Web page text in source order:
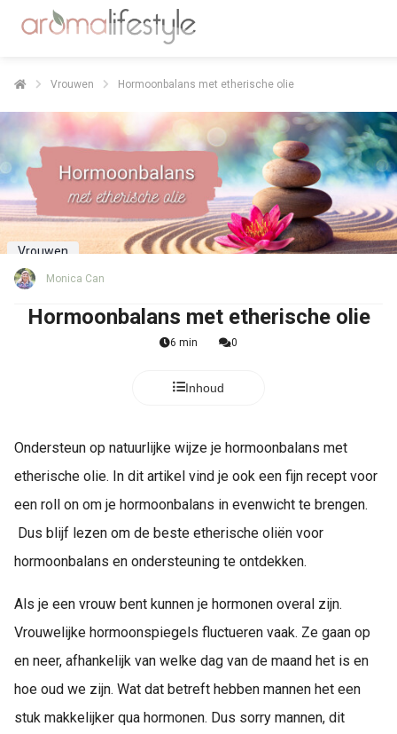
Vrouwen Hormoonbalans met etherische olie
Vrouwen
Monica Can
Hormoonbalans met etherische olie
6 min 0
Inhoud
Ondersteun op natuurlijke wijze je hormoonbalans met
etherische olie. In dit artikel vind je ook een fijn recept voor
een roll on om je hormoonbalans in evenwicht te brengen.
Dus blijf lezen om de beste etherische oliën voor
hormoonbalans en ondersteuning te ontdekken.
Als je een vrouw bent kunnen je hormonen overal zijn.
Vrouwelijke hormoonspiegels fluctueren vaak. Ze gaan op
en neer, afhankelijk van welke dag van de maand het is en
hoe oud we zijn. Wat dat betreft hebben mannen het een
stuk makkelijker qua hormonen. Dus sorry mannen, dit